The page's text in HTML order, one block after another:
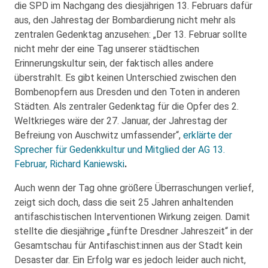
die SPD im Nachgang des diesjährigen 13. Februars dafür
aus, den Jahrestag der Bombardierung nicht mehr als
zentralen Gedenktag anzusehen: „Der 13. Februar sollte
nicht mehr der eine Tag unserer städtischen
Erinnerungskultur sein, der faktisch alles andere
überstrahlt. Es gibt keinen Unterschied zwischen den
Bombenopfern aus Dresden und den Toten in anderen
Städten. Als zentraler Gedenktag für die Opfer des 2.
Weltkrieges wäre der 27. Januar, der Jahrestag der
Befreiung von Auschwitz umfassender“, erklärte der
Sprecher für Gedenkkultur und Mitglied der AG 13.
Februar, Richard Kaniewski.
Auch wenn der Tag ohne größere Überraschungen verlief,
zeigt sich doch, dass die seit 25 Jahren anhaltenden
antifaschistischen Interventionen Wirkung zeigen. Damit
stellte die diesjährige „fünfte Dresdner Jahreszeit“ in der
Gesamtschau für Antifaschist:innen aus der Stadt kein
Desaster dar. Ein Erfolg war es jedoch leider auch nicht,